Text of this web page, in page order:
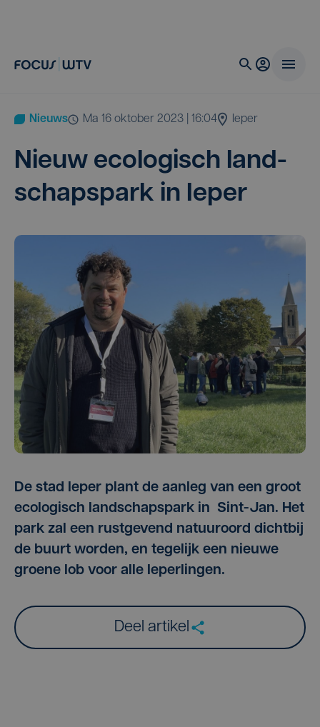
Nieuws ma 16 oktober 2023 | 16:04 Ieper
Nieuw eco­lo­gisch land­
schaps­park in Ieper
De stad Ieper plant de aanleg van een groot
ecologisch landschapspark in Sint-Jan. Het
park zal een rustgevend natuuroord dichtbij
de buurt worden, en tegelijk een nieuwe
groene lob voor alle Ieperlingen.
Deel artikel